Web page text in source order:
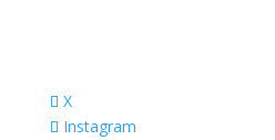
X
Instagram